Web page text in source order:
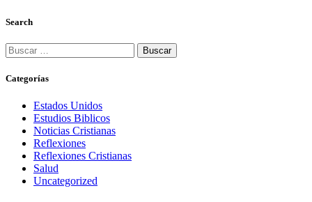
Search
Buscar:
Categorías
Estados Unidos
Estudios Biblicos
Noticias Cristianas
Reflexiones
Reflexiones Cristianas
Salud
Uncategorized